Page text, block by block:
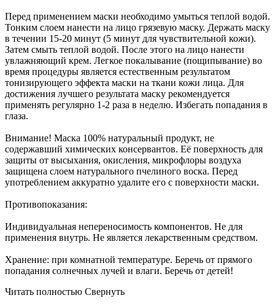
Перед применением маски необходимо умыться теплой водой.
Тонким слоем нанести на лицо грязевую маску. Держать маску
в течении 15-20 минут (5 минут для чувствительной кожи).
Затем смыть теплой водой. После этого на лицо нанести
увлажняющий крем. Легкое покалывание (пощипывание) во
время процедуры является естественным результатом
тонизирующего эффекта маски на ткани кожи лица. Для
достижения лучшего результата маску рекомендуется
применять регулярно 1-2 раза в неделю. Избегать попадания в
глаза.
Внимание! Маска 100% натуральный продукт, не
содержавший химических консервантов. Её поверхность для
защиты от высыхания, окисления, микрофлоры воздуха
защищена слоем натурального пчелиного воска. Перед
употреблением аккуратно удалите его с поверхности маски.
Противопоказания:
Индивидуальная непереносимость компонентов. Не для
применения внутрь. Не является лекарственным средством.
Хранение: при комнатной температуре. Беречь от прямого
попадания солнечных лучей и влаги. Беречь от детей!
Читать полностью Свернуть